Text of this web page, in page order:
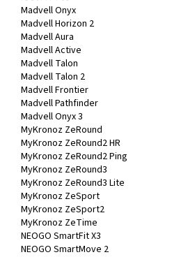
Madvell Onyx
Madvell Horizon 2
Madvell Aura
Madvell Active
Madvell Talon
Madvell Talon 2
Madvell Frontier
Madvell Pathfinder
Madvell Onyx 3
MyKronoz ZeRound
MyKronoz ZeRound2 HR
MyKronoz ZeRound2 Ping
MyKronoz ZeRound3
MyKronoz ZeRound3 Lite
MyKronoz ZeSport
MyKronoz ZeSport2
MyKronoz ZeTime
NEOGO SmartFit X3
NEOGO SmartMove 2